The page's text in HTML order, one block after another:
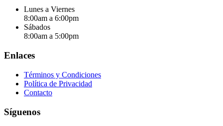
Lunes a Viernes
8:00am a 6:00pm
Sábados
8:00am a 5:00pm
Enlaces
Términos y Condiciones
Política de Privacidad
Contacto
Síguenos